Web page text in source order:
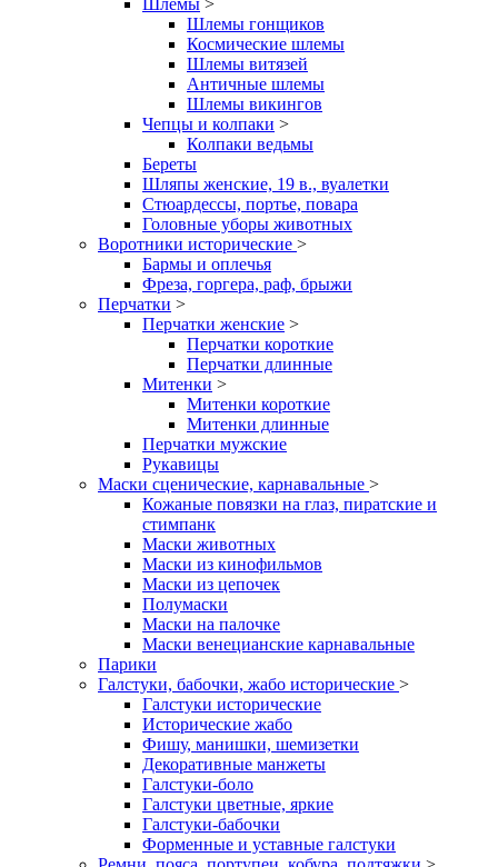
Шлемы >
Шлемы гонщиков
Космические шлемы
Шлемы витязей
Античные шлемы
Шлемы викингов
Чепцы и колпаки >
Колпаки ведьмы
Береты
Шляпы женские, 19 в., вуалетки
Стюардессы, портье, повара
Головные уборы животных
Воротники исторические >
Бармы и оплечья
Фреза, горгера, раф, брыжи
Перчатки >
Перчатки женские >
Перчатки короткие
Перчатки длинные
Митенки >
Митенки короткие
Митенки длинные
Перчатки мужские
Рукавицы
Маски сценические, карнавальные >
Кожаные повязки на глаз, пиратские и
стимпанк
Маски животных
Маски из кинофильмов
Маски из цепочек
Полумаски
Маски на палочке
Маски венецианские карнавальные
Парики
Галстуки, бабочки, жабо исторические >
Галстуки исторические
Исторические жабо
Фишу, манишки, шемизетки
Декоративные манжеты
Галстуки-боло
Галстуки цветные, яркие
Галстуки-бабочки
Форменные и уставные галстуки